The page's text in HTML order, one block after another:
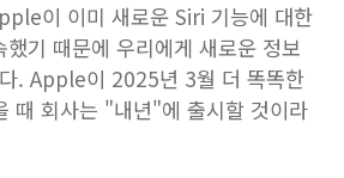
이 이미 새로운 Siri 기능에 대한
기 때문에 우리에게 새로운 정보
. Apple이 2025년 3월 더 똑똑한
때 회사는 "내년"에 출시할 것이라